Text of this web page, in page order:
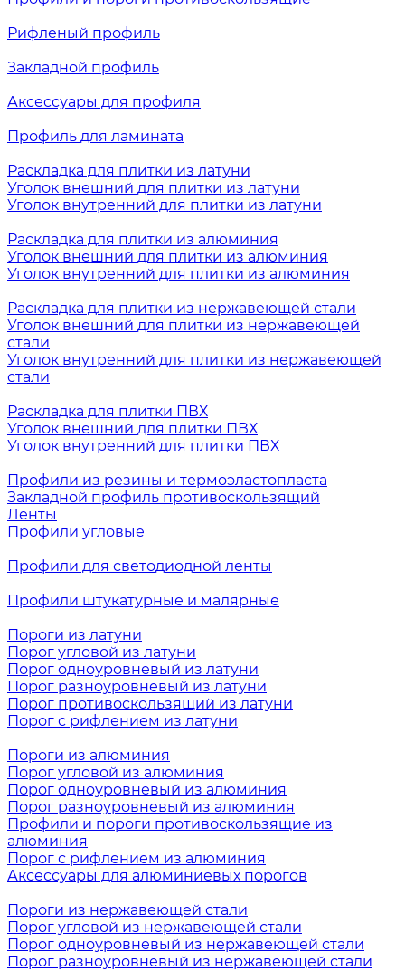
Рифленый профиль
Закладной профиль
Аксессуары для профиля
Профиль для ламината
Раскладка для плитки из латуни
Уголок внешний для плитки из латуни
Уголок внутренний для плитки из латуни
Раскладка для плитки из алюминия
Уголок внешний для плитки из алюминия
Уголок внутренний для плитки из алюминия
Раскладка для плитки из нержавеющей стали
Уголок внешний для плитки из нержавеющей
стали
Уголок внутренний для плитки из нержавеющей
стали
Раскладка для плитки ПВХ
Уголок внешний для плитки ПВХ
Уголок внутренний для плитки ПВХ
Профили из резины и термоэластопласта
Закладной профиль противоскользящий
Ленты
Профили угловые
Профили для светодиодной ленты
Профили штукатурные и малярные
Пороги из латуни
Порог угловой из латуни
Порог одноуровневый из латуни
Порог разноуровневый из латуни
Порог противоскользящий из латуни
Порог с рифлением из латуни
Пороги из алюминия
Порог угловой из алюминия
Порог одноуровневый из алюминия
Порог разноуровневый из алюминия
Профили и пороги противоскользящие из
алюминия
Порог с рифлением из алюминия
Аксессуары для алюминиевых порогов
Пороги из нержавеющей стали
Порог угловой из нержавеющей стали
Порог одноуровневый из нержавеющей стали
Порог разноуровневый из нержавеющей стали